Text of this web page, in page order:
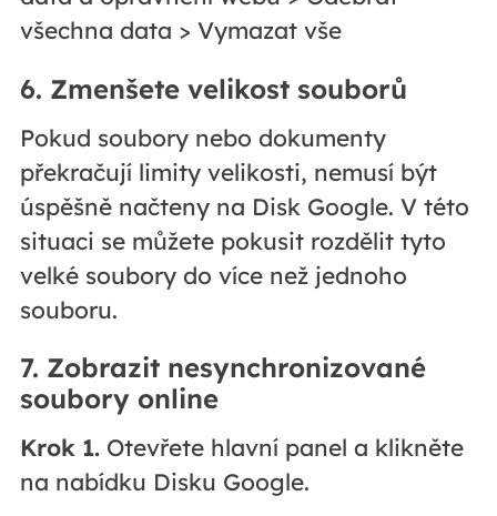
všechna data > Vymazat vše
6. Zmenšete velikost souborů
Pokud soubory nebo dokumenty
překračují limity velikosti, nemusí být
úspěšně načteny na Disk Google. V této
situaci se můžete pokusit rozdělit tyto
velké soubory do více než jednoho
souboru.
7. Zobrazit nesynchronizované
soubory online
Krok 1.Otevřete hlavní panel a klikněte
na nabídku Disku Google.